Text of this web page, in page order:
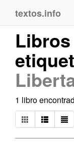
textos.info
1 libro